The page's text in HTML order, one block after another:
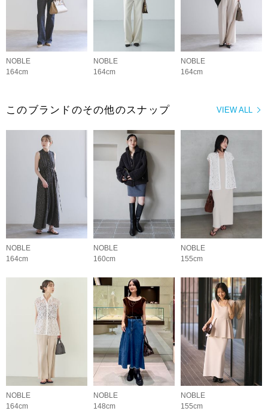
NOBLE
164cm
NOBLE
164cm
NOBLE
164cm
VIEW ALL
このブランドのその他のスナップ
NOBLE
164cm
NOBLE
160cm
NOBLE
155cm
NOBLE
164cm
NOBLE
148cm
NOBLE
155cm